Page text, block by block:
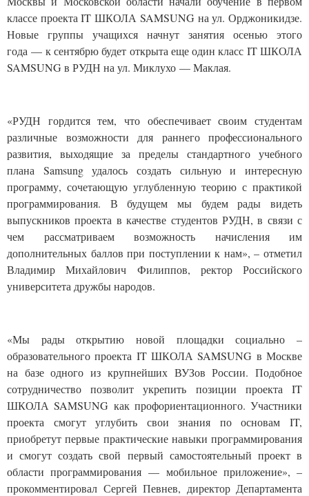
классе проекта IT ШКОЛА SAMSUNG на ул. Орджоникидзе.
Новые группы учащихся начнут занятия осенью этого
года — к сентябрю будет открыта еще один класс IT ШКОЛА
SAMSUNG в РУДН на ул. Миклухо — Маклая.
«РУДН гордится тем, что обеспечивает своим студентам
различные возможности для раннего профессионального
развития, выходящие за пределы стандартного учебного
плана Samsung удалось создать сильную и интересную
программу, сочетающую углубленную теорию с практикой
программирования. В будущем мы будем рады видеть
выпускников проекта в качестве студентов РУДН, в связи с
чем рассматриваем возможность начисления им
дополнительных баллов при поступлении к нам», – отметил
Владимир Михайлович Филиппов, ректор Российского
университета дружбы народов.
«Мы рады открытию новой площадки социально –
образовательного проекта IT ШКОЛА SAMSUNG в Москве
на базе одного из крупнейших ВУЗов России. Подобное
сотрудничество позволит укрепить позиции проекта IT
ШКОЛА SAMSUNG как профориентационного. Участники
проекта смогут углубить свои знания по основам IT,
приобретут первые практические навыки программирования
и смогут создать свой первый самостоятельный проект в
области программирования — мобильное приложение», –
прокомментировал Сергей Певнев, директор Департамента